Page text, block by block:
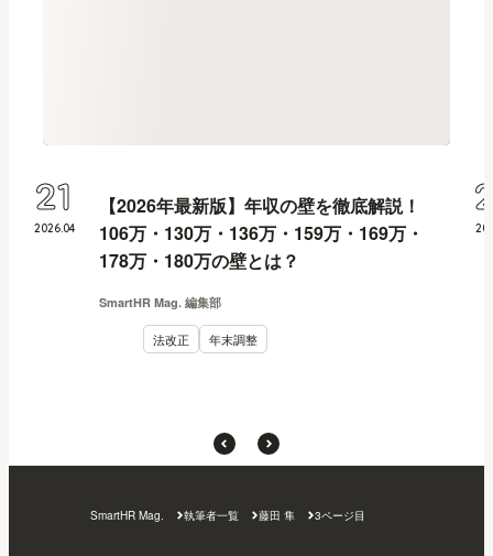
【2026年最新版】年収の壁を徹底解説！
106万・130万・136万・159万・169万・
178万・180万の壁とは？
SmartHR Mag. 編集部
法改正 年末調整
2026.04
21
SmartHR Mag. 執筆者一覧 藤田 隼 3ページ目